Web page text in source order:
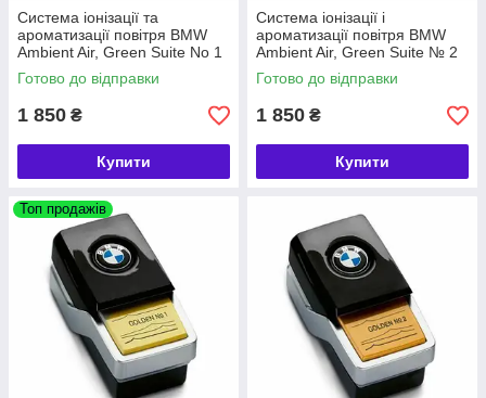
Система іонізації та
ароматизації повітря BMW
Ambient Air, Green Suite No 1
(64119382597)
Готово до відправки
1 850 ₴
Купити
Система іонізації і
ароматизації повітря BMW
Ambient Air, Green Suite № 2
(64119382603)
Готово до відправки
1 850 ₴
Купити
Топ продажів